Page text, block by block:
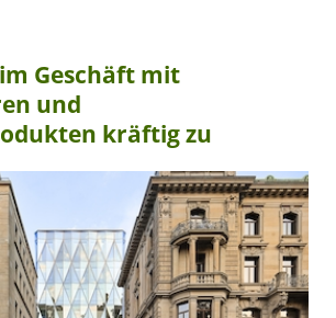
Geschäft mit
und
kräftig zu